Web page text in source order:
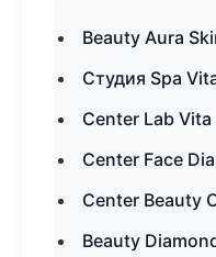
Beauty Aura
Студия Spa
Center Lab
Center Face
Center Beauty
Beauty